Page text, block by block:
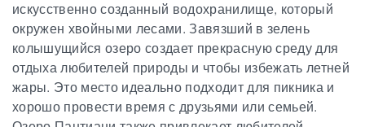
искусственно созданный водохранилище, который
окружен хвойными лесами. Завязший в зелень
колышущийся озеро создает прекрасную среду для
отдыха любителей природы и чтобы избежать летней
жары. Это место идеально подходит для пикника и
хорошо провести время с друзьями или семьей.